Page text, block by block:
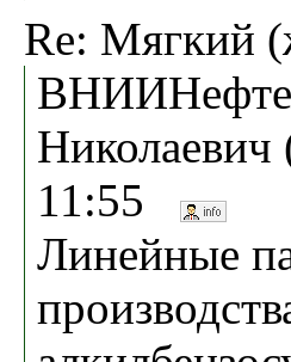
Re: Мягкий
Николаевич
11:55
Линейные